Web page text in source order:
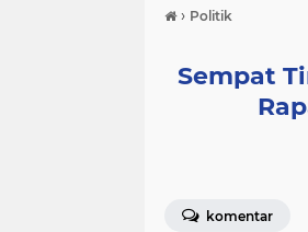
› Politik
Sempat
komentar